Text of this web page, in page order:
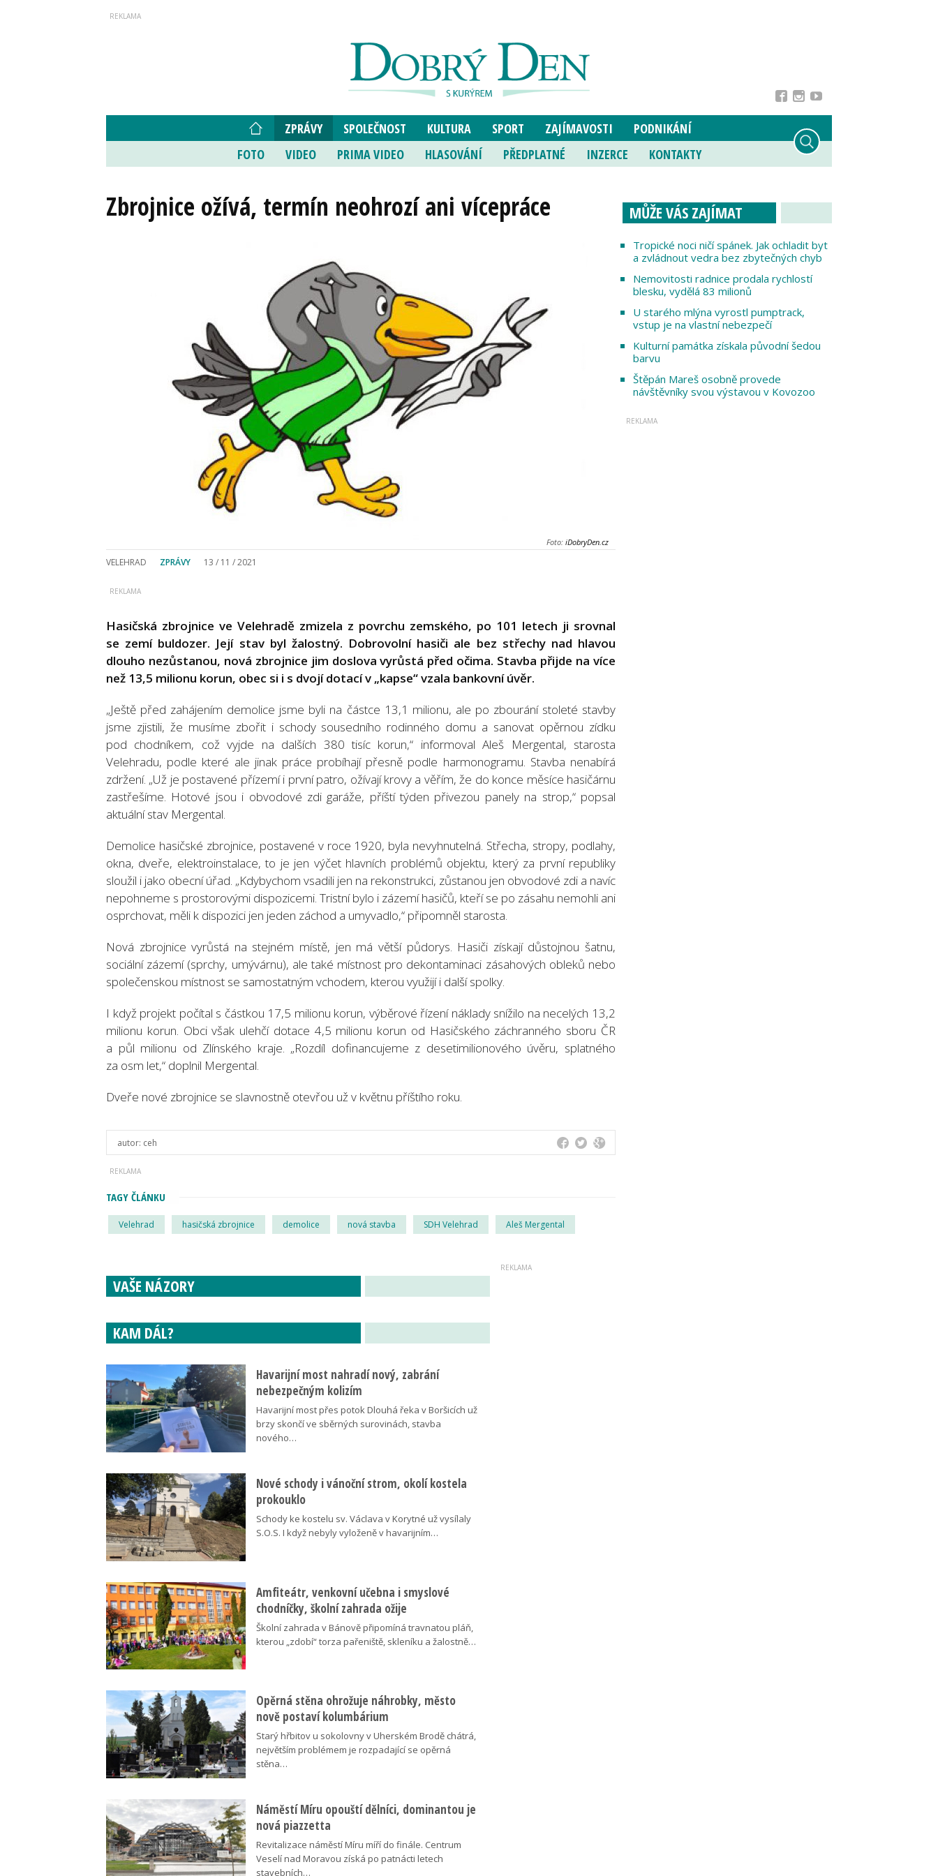
ZPRÁVY SPOLEČNOST KULTURA SPORT ZAJÍMAVOSTI
PODNIKÁNÍ
FOTO
VIDEO PRIMA VIDEO HLASOVÁNÍ PŘEDPLATNÉ INZERCE KONTAKTY
Zbrojnice ožívá, termín neohrozí ani vícepráce
Foto: iDobryDen.cz
VELEHRAD ZPRÁVY 13 / 11 / 2021
Hasičská zbrojnice ve Velehradě zmizela z povrchu zemského, po 101 letech ji srovnal
se zemí buldozer. Její stav byl žalostný. Dobrovolní hasiči ale bez střechy nad hlavou
dlouho nezůstanou, nová zbrojnice jim doslova vyrůstá před očima. Stavba přijde na více
než 13,5 milionu korun, obec si i s dvojí dotací v „kapse“ vzala bankovní úvěr.
„Ještě před zahájením demolice jsme byli na částce 13,1 milionu, ale po zbourání stoleté stavby
jsme zjistili, že musíme zbořit i schody sousedního rodinného domu a sanovat opěrnou zídku
pod chodníkem, což vyjde na dalších 380 tisíc korun,“ informoval Aleš Mergental, starosta
Velehradu, podle které ale jinak práce probíhají přesně podle harmonogramu. Stavba nenabírá
zdržení. „Už je postavené přízemí i první patro, ožívají krovy a věřím, že do konce měsíce hasičárnu
zastřešíme. Hotové jsou i obvodové zdi garáže, příští týden přivezou panely na strop,“ popsal
aktuální stav Mergental.
Demolice hasičské zbrojnice, postavené v roce 1920, byla nevyhnutelná. Střecha, stropy, podlahy,
okna, dveře, elektroinstalace, to je jen výčet hlavních problémů objektu, který za první republiky
sloužil i jako obecní úřad. „Kdybychom vsadili jen na rekonstrukci, zůstanou jen obvodové zdi a navíc
nepohneme s prostorovými dispozicemi. Tristní bylo i zázemí hasičů, kteří se po zásahu nemohli ani
osprchovat, měli k dispozici jen jeden záchod a umyvadlo,“ připomněl starosta.
Nová zbrojnice vyrůstá na stejném místě, jen má větší půdorys. Hasiči získají důstojnou šatnu,
sociální zázemí (sprchy, umývárnu), ale také místnost pro dekontaminaci zásahových obleků nebo
společenskou místnost se samostatným vchodem, kterou využijí i další spolky.
I když projekt počítal s částkou 17,5 milionu korun, výběrové řízení náklady snížilo na necelých 13,2
milionu korun. Obci však ulehčí dotace 4,5 milionu korun od Hasičského záchranného sboru ČR
a půl milionu od Zlínského kraje. „Rozdíl dofinancujeme z desetimilionového úvěru, splatného
za osm let,“ doplnil Mergental.
Dveře nové zbrojnice se slavnostně otevřou už v květnu příštího roku.
autor: ceh
TAGY ČLÁNKU
Velehrad hasičská zbrojnice demolice nová stavba SDH Velehrad Aleš Mergental
MŮŽE VÁS ZAJÍMAT
Tropické noci ničí spánek. Jak ochladit byt
a zvládnout vedra bez zbytečných chyb
Nemovitosti radnice prodala rychlostí
blesku, vydělá 83 milionů
U starého mlýna vyrostl pumptrack,
vstup je na vlastní nebezpečí
Kulturní památka získala původní šedou
barvu
Štěpán Mareš osobně provede
návštěvníky svou výstavou v Kovozoo
VAŠE NÁZORY
KAM DÁL?
Havarijní most nahradí nový, zabrání
nebezpečným kolizím
Havarijní most přes potok Dlouhá řeka v Boršicích už
brzy skončí ve sběrných surovinách, stavba
nového…
Nové schody i vánoční strom, okolí kostela
prokouklo
Schody ke kostelu sv. Václava v Korytné už vysílaly
S.O.S. I když nebyly vyloženě v havarijním…
Amfiteátr, venkovní učebna i smyslové
chodníčky, školní zahrada ožije
Školní zahrada v Bánově připomíná travnatou pláň,
kterou „zdobí“ torza pařeniště, skleníku a žalostně…
Opěrná stěna ohrožuje náhrobky, město
nově postaví kolumbárium
Starý hřbitov u sokolovny v Uherském Brodě chátrá,
největším problémem je rozpadající se opěrná
stěna…
Náměstí Míru opouští dělníci, dominantou je
nová piazzetta
Revitalizace náměstí Míru míří do finále. Centrum
Veselí nad Moravou získá po patnácti letech
stavebních…